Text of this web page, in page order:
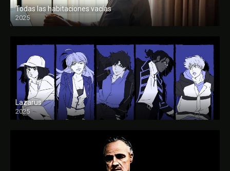
Todas las habitaciones vacías
2025
FULL HD
Lazarus
2025